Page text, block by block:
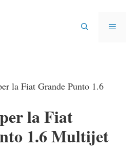
MENU
la Fiat Grande Punto 1.6
la Fiat
1.6 Multijet